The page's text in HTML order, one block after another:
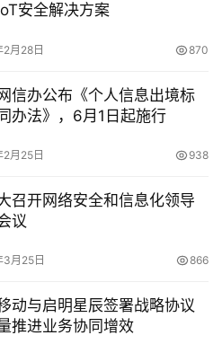
安全解决方案
月28日 870
信办公布《个人信息出境标
办法》，6月1日起施行
月25日 938
召开网络安全和信息化领导
议
月25日 866
动与启明星辰签署战略协议
推进业务协同增效